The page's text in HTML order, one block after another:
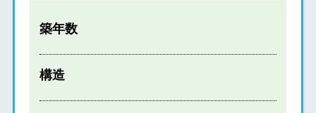
築年数
構造